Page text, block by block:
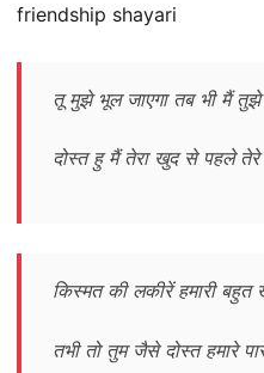
friendship shayari
तू मुझे भूल जाएगा तब भी मैं
दोस्त हु मैं तेरा खुद से पहले
किस्मत की लकीरें हमारी बहुत
तभी तो तुम जैसे दोस्त हमारे